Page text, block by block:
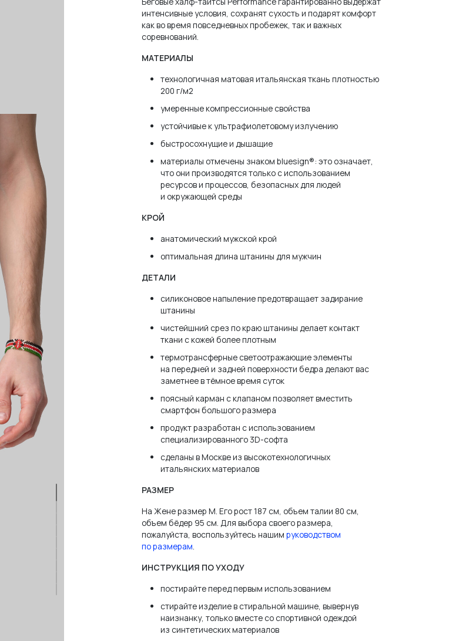
интенсивные условия, сохранят сухость и подарят комфорт
как во время повседневных пробежек, так и важных
соревнований.
МАТЕРИАЛЫ
технологичная матовая итальянская ткань плотностью
200 г/м2
умеренные компрессионные свойства
устойчивые к ультрафиолетовому излучению
быстросохнущие и дышащие
материалы отмечены знаком bluesign®: это означает,
что они производятся только с использованием
ресурсов и процессов, безопасных для людей
и окружающей среды
КРОЙ
анатомический мужской крой
оптимальная длина штанины для мужчин
ДЕТАЛИ
силиконовое напыление предотвращает задирание
штанины
чистейшний срез по краю штанины делает контакт
ткани с кожей более плотным
термотрансферные светоотражающие элементы
на передней и задней поверхности бедра делают вас
заметнее в тёмное время суток
поясный карман с клапаном позволяет вместить
смартфон большого размера
продукт разработан с использованием
специализированного 3D-софта
сделаны в Москве из высокотехнологичных
итальянских материалов
РАЗМЕР
На Жене размер M. Его рост 187 см, объем талии 80 см,
объем бёдер 95 см. Для выбора своего размера,
пожалуйста, воспользуйтесь нашим руководством
по размерам.
ИНСТРУКЦИЯ ПО УХОДУ
постирайте перед первым использованием
стирайте изделие в стиральной машине, вывернув
наизнанку, только вместе со спортивной одеждой
из синтетических материалов